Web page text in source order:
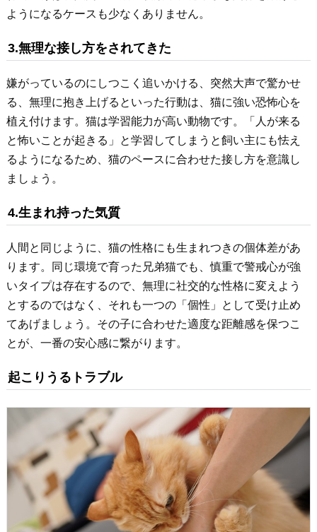
ようになるケースも少なくありません。
3.無理な接し方をされてきた
嫌がっているのにしつこく追いかける、突然大声で驚かせ
る、無理に抱き上げるといった行動は、猫に強い恐怖心を
植え付けます。猫は学習能力が高い動物です。「人が来る
と怖いことが起きる」と学習してしまうと飼い主にも怯え
るようになるため、猫のペースに合わせた接し方を意識し
ましょう。
4.生まれ持った気質
人間と同じように、猫の性格にも生まれつきの個体差があ
ります。同じ環境で育った兄弟猫でも、慎重で警戒心が強
いタイプは存在するので、無理に社交的な性格に変えよう
とするのではなく、それも一つの「個性」として受け止め
てあげましょう。その子に合わせた適度な距離感を保つこ
とが、一番の安心感に繋がります。
起こりうるトラブル